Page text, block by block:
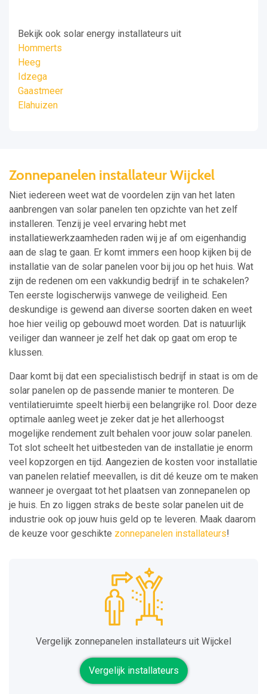
Bekijk ook solar energy installateurs uit
Hommerts
Heeg
Idzega
Gaastmeer
Elahuizen
Zonnepanelen installateur Wijckel
Niet iedereen weet wat de voordelen zijn van het laten
aanbrengen van solar panelen ten opzichte van het zelf
installeren. Tenzij je veel ervaring hebt met
installatiewerkzaamheden raden wij je af om eigenhandig
aan de slag te gaan. Er komt immers een hoop kijken bij de
installatie van de solar panelen voor bij jou op het huis. Wat
zijn de redenen om een vakkundig bedrijf in te schakelen?
Ten eerste logischerwijs vanwege de veiligheid. Een
deskundige is gewend aan diverse soorten daken en weet
hoe hier veilig op gebouwd moet worden. Dat is natuurlijk
veiliger dan wanneer je zelf het dak op gaat om erop te
klussen.
Daar komt bij dat een specialistisch bedrijf in staat is om de
solar panelen op de passende manier te monteren. De
ventilatieruimte speelt hierbij een belangrijke rol. Door deze
optimale aanleg weet je zeker dat je het allerhoogst
mogelijke rendement zult behalen voor jouw solar panelen.
Tot slot scheelt het uitbesteden van de installatie je enorm
veel kopzorgen en tijd. Aangezien de kosten voor installatie
van panelen relatief meevallen, is dit dé keuze om te maken
wanneer je overgaat tot het plaatsen van zonnepanelen op
je huis. En zo liggen straks de beste solar panelen uit de
industrie ook op jouw huis geld op te leveren. Maak daarom
de keuze voor geschikte zonnepanelen installateurs!
Vergelijk zonnepanelen installateurs uit Wijckel
Vergelijk installateurs